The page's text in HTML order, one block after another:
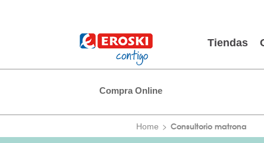
Tiendas
Compra Online
Home Consultorio matrona